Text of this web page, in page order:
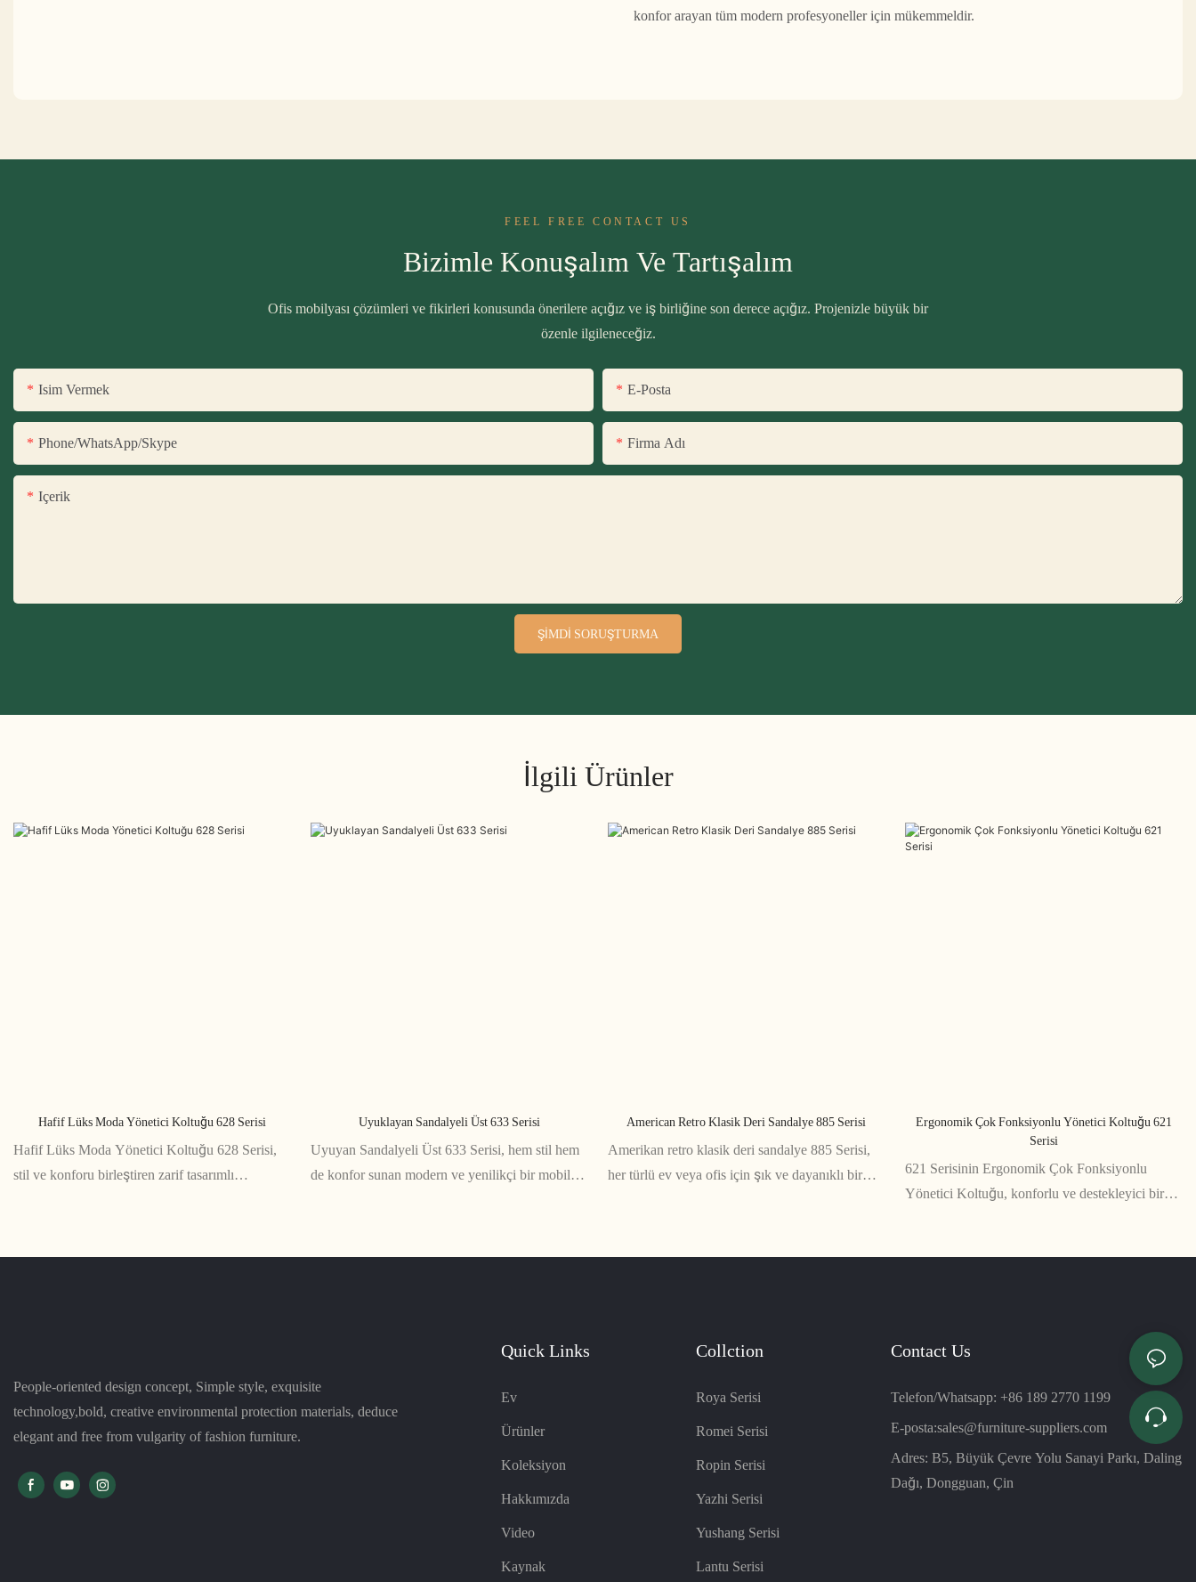
konfor arayan tüm modern profesyoneller için mükemmeldir.
FEEL FREE CONTACT US
Bizimle Konuşalım Ve Tartışalım
Ofis mobilyası çözümleri ve fikirleri konusunda önerilere açığız ve iş birliğine son derece açığız. Projenizle büyük bir
özenle ilgileneceğiz.
Isim Vermek E-Posta
Phone/WhatsApp/Skype Firma Adı
Içerik
ŞIMDI SORUŞTURMA
İlgili Ürünler
Hafif Lüks Moda Yönetici Koltuğu 628 Serisi
Hafif Lüks Moda Yönetici Koltuğu 628 Serisi,
stil ve konforu birleştiren zarif tasarımlı
Uyuklayan Sandalyeli Üst 633 Serisi
Uyuyan Sandalyeli Üst 633 Serisi, hem stil hem
de konfor sunan modern ve yenilikçi bir mobilya
American Retro Klasik Deri Sandalye 885 Serisi
Amerikan retro klasik deri sandalye 885 Serisi,
her türlü ev veya ofis için şık ve dayanıklı bir
Ergonomik Çok Fonksiyonlu Yönetici Koltuğu 621
Serisi
621 Serisinin Ergonomik Çok Fonksiyonlu
Yönetici Koltuğu, konforlu ve destekleyici bir
yöneticiler için mükemmel bir seçimdir.
People-oriented design concept, Simple style, exquisite
technology,bold, creative environmental protection materials, deduce
elegant and free from vulgarity of fashion furniture.
Quick Links
Ev
Ürünler
Koleksiyon
Hakkımızda
Video
Kaynak
Collction
Roya Serisi
Romei Serisi
Ropin Serisi
Yazhi Serisi
Yushang Serisi
Lantu Serisi
Contact Us
Telefon/Whatsapp: +86 189 2770 1199
E-posta:sales@furniture-suppliers.com
Adres: B5, Büyük Çevre Yolu Sanayi Parkı, Daling
Dağı, Dongguan, Çin